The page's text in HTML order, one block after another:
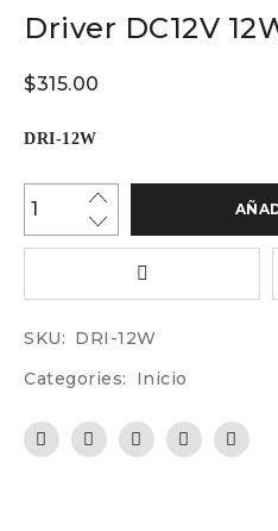
Driver DC12V
$315.00
DRI-12W
SKU: DRI-12W
Categories:
Inicio